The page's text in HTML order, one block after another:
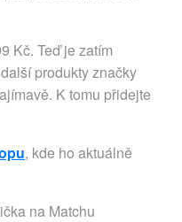
Kč. Teď je zatím
produkty značky
K tomu přidejte
, kde ho aktuálně
na Matchu